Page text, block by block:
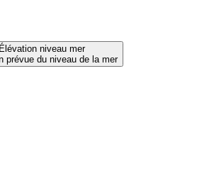
Élévation niveau mer
prévue du niveau de la mer